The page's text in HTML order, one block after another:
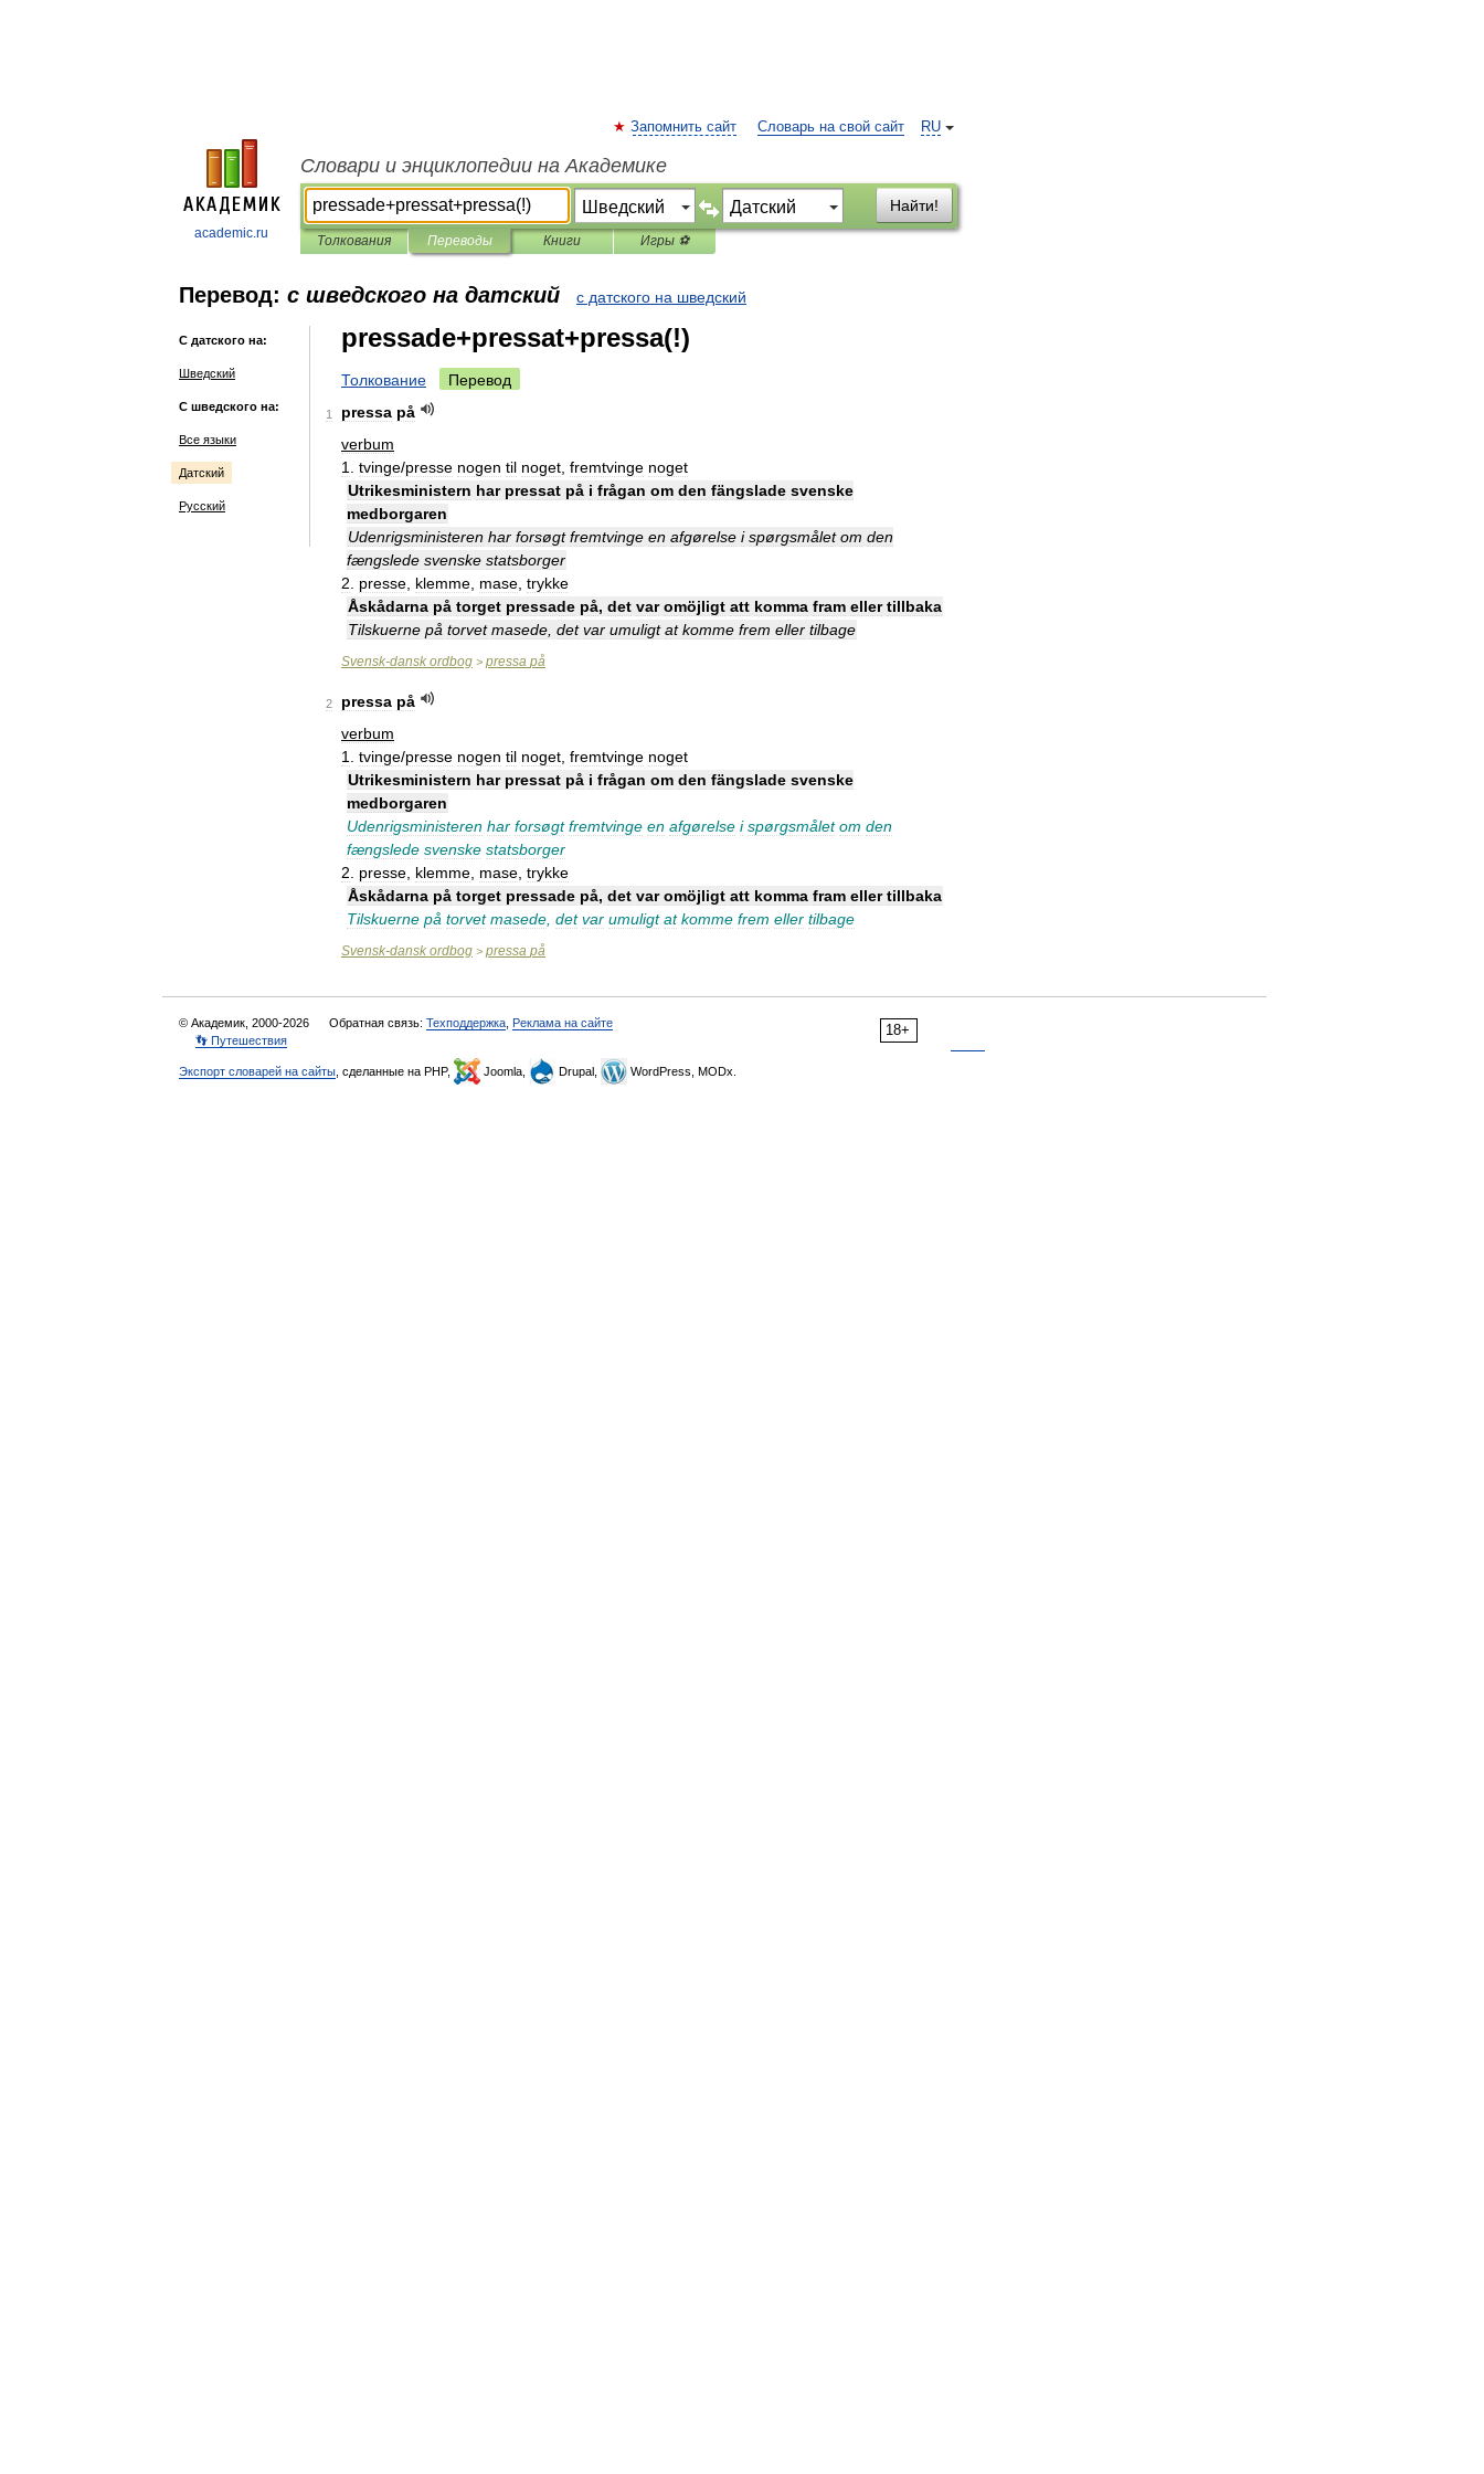
academic.ru
RU
Запомнить сайт Словарь на свой сайт
Словари и энциклопедии на Академике
Найти!
Толкования Переводы Книги Игры ⚽
Перевод: с шведского на датский с датского на шведский
С датского на:
Шведский
С шведского на:
Все языки
Датский
Русский
pressade+pressat+pressa(!)
Толкование Перевод
1 pressa på
verbum
1
tvinge/presse nogen til noget fremtvinge noget
Utrikesministern har pressat på i frågan om den fängslade svenske
medborgaren
Udenrigsministeren har forsøgt fremtvinge en afgørelse i spørgsmålet om den
fængslede svenske statsborger
2
presse klemme mase trykke
Åskådarna på torget pressade på, det var omöjligt att komma fram eller tillbaka
Tilskuerne på torvet masede det var umuligt at komme frem eller tilbage
Svensk-dansk ordbog > pressa på
2 pressa på
verbum
1
tvinge/presse nogen til noget fremtvinge noget
Utrikesministern har pressat på i frågan om den fängslade svenske
medborgaren
Udenrigsministeren har forsøgt fremtvinge en afgørelse i spørgsmålet om den
fængslede svenske statsborger
2
presse klemme mase trykke
Åskådarna på torget pressade på, det var omöjligt att komma fram eller tillbaka
Tilskuerne på torvet masede det var umuligt at komme frem eller tilbage
Svensk-dansk ordbog > pressa på
18+
© Академик, 2000-2026 Обратная связь: Техподдержка Реклама на сайте
👣 Путешествия
Экспорт словарей на сайты , сделанные на PHP, Joomla, Drupal, WordPress, MODx.